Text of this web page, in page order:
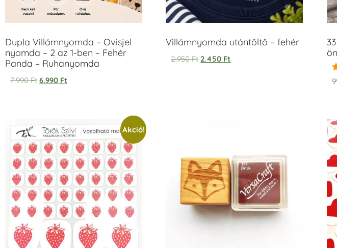
Dupla Villámnyomda – Ovisjel
nyomda – 2 az 1-ben – Fehér
Panda – Ruhanyomda
7.990Ft 6.990 Ft
Villámnyomda utántöltő – fehér
2.950Ft 2.450 Ft
Akció!